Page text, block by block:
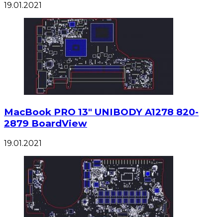
19.01.2021
MacBook PRO 13″ UNIBODY A1278 820-
2879 BoardView
19.01.2021